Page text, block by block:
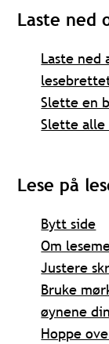
Laste ned
Laste ned
Slette en
Slette
Lese på
Bytt side
Om
Justere
Bruke
øynene
Hoppe